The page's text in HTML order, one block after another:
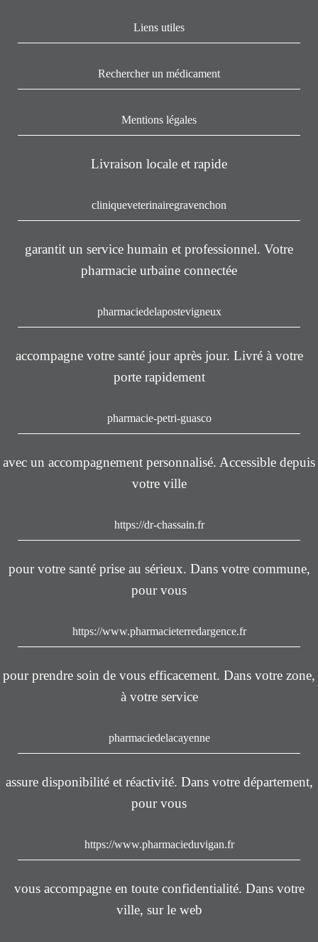
Liens utiles
Rechercher un médicament
Mentions légales
Livraison locale et rapide
cliniqueveterinairegravenchon
garantit un service humain et professionnel. Votre
pharmacie urbaine connectée
pharmaciedelapostevigneux
accompagne votre santé jour après jour. Livré à votre
porte rapidement
pharmacie-petri-guasco
avec un accompagnement personnalisé. Accessible depuis
votre ville
https://dr-chassain.fr
pour votre santé prise au sérieux. Dans votre commune,
pour vous
https://www.pharmacieterredargence.fr
pour prendre soin de vous efficacement. Dans votre zone,
à votre service
pharmaciedelacayenne
assure disponibilité et réactivité. Dans votre département,
pour vous
https://www.pharmacieduvigan.fr
vous accompagne en toute confidentialité. Dans votre
ville, sur le web